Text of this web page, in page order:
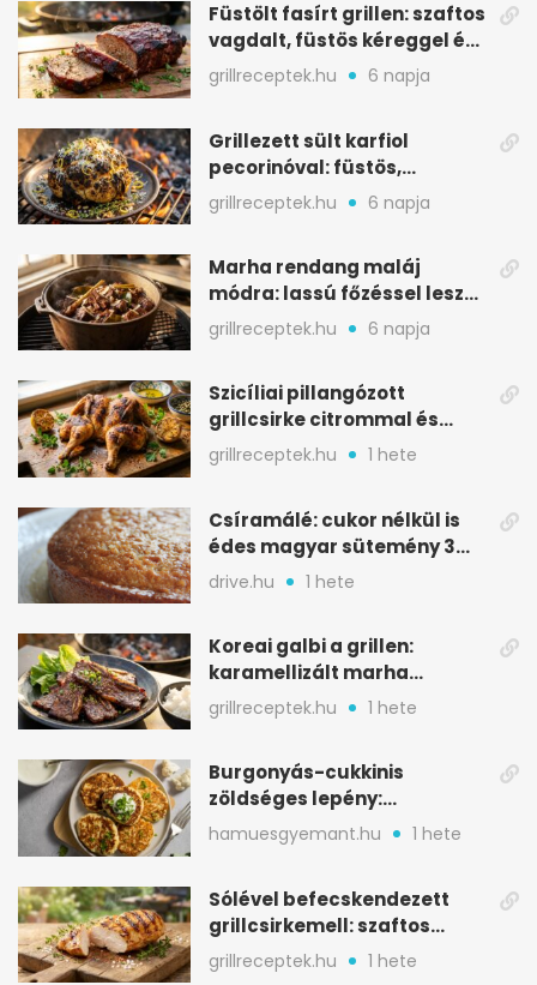
Füstölt fasírt grillen: szaftos
vagdalt, füstös kéreggel és
BBQ mázzal
grillreceptek.hu 6 napja
Grillezett sült karfiol
pecorinóval: füstös,
karamellizált nyári kedvenc
grillreceptek.hu 6 napja
Marha rendang maláj
módra: lassú főzéssel lesz
igazán szaftos
grillreceptek.hu 6 napja
Szicíliai pillangózott
grillcsirke citrommal és
oregánóval
grillreceptek.hu 1 hete
Csíramálé: cukor nélkül is
édes magyar sütemény 3
alapanyagból
drive.hu 1 hete
Koreai galbi a grillen:
karamellizált marha
rövidborda gyorsan
grillreceptek.hu 1 hete
Burgonyás-cukkinis
zöldséges lepény:
aranybarna, szaftos, hús
nélkül is
hamuesgyemant.hu 1 hete
Sólével befecskendezett
grillcsirkemell: szaftos
marad, nem szárad ki
grillreceptek.hu 1 hete